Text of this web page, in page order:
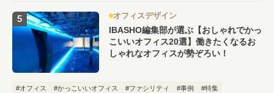
オフィスデザイン
IBASHO編集部が選ぶ【おしゃれでかっ
こいいオフィス20選】働きたくなるお
しゃれなオフィスが勢ぞろい！
#オフィス #かっこいいオフィス #ファシリティ #事例 #特集